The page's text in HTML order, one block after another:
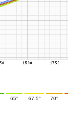
65° 67.5° 70°